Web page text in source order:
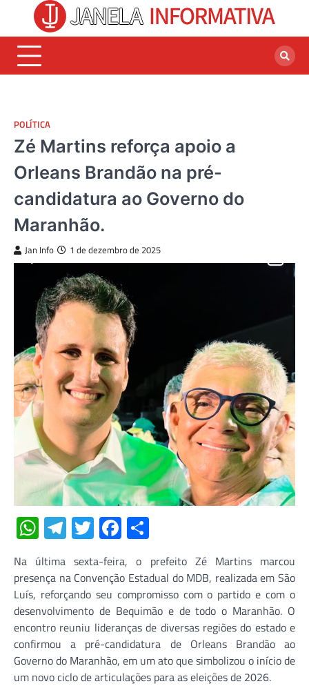
content
POLÍTICA
Zé Martins reforça apoio a
Orleans Brandão na pré-
candidatura ao Governo do
Maranhão.
Jan Info 1 de dezembro de 2025
WhatsApp
Telegram
TwitterFacebook
Na última sexta-feira, o prefeito Zé Martins marcou
presença na Convenção Estadual do MDB, realizada em São
Luís, reforçando seu compromisso com o partido e com o
desenvolvimento de Bequimão e de todo o Maranhão. O
encontro reuniu lideranças de diversas regiões do estado e
confirmou a pré-candidatura de Orleans Brandão ao
Governo do Maranhão, em um ato que simbolizou o início de
um novo ciclo de articulações para as eleições de 2026.